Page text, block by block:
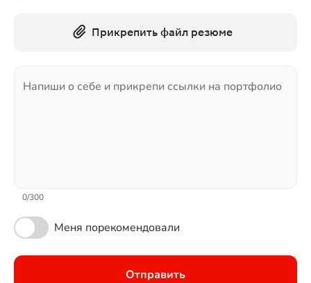
Прикрепить файл резюме
Напиши о себе и прикрепи ссылки на портфолио
0/300
Меня порекомендовали
Отправить